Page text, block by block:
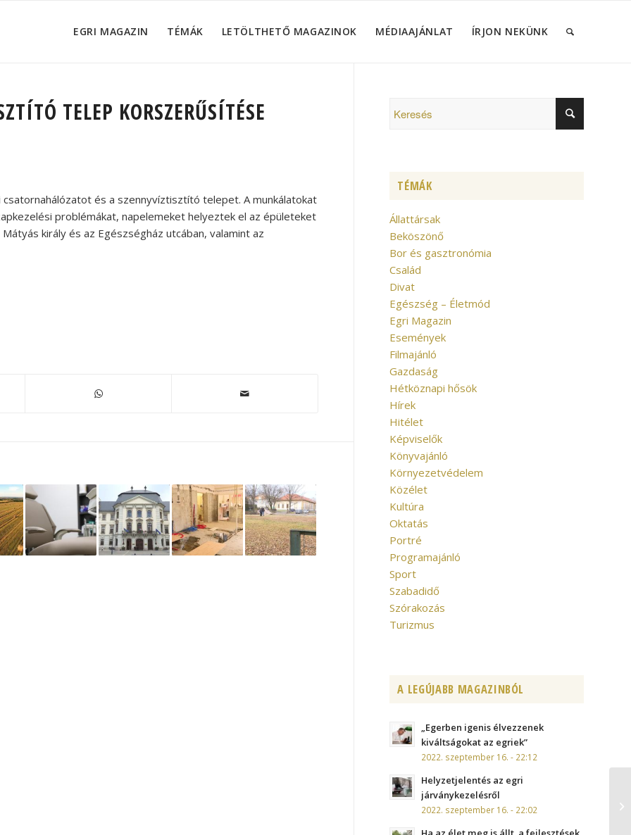
EGRI MAGAZIN TÉMÁK LETÖLTHETŐ MAGAZINOK MÉDIAAJÁNLAT ÍRJON NEKÜNK
TELEP KORSZERŰSÍTÉSE
és a szennyvíztisztító telepet. A munkálatokat
problémákat, napelemeket helyeztek el az épületeket
király és az Egészségház utcában, valamint az
TÉMÁK
Állattársak
Beköszönő
Bor és gasztronómia
Család
Divat
Egészség – Életmód
Egri Magazin
Események
Filmajánló
Gazdaság
Hétköznapi hősök
Hírek
Hitélet
Képviselők
Könyvajánló
Környezetvédelem
Közélet
Kultúra
Oktatás
Portré
Programajánló
Sport
Szabadidő
Szórakozás
Turizmus
A LEGÚJABB MAGAZINBÓL
„Egerben igenis élvezzenek
kiváltságokat az egriek”
2022. szeptember 16. - 22:12
Helyzetjelentés az egri
járványkezelésről
2022. szeptember 16. - 22:02